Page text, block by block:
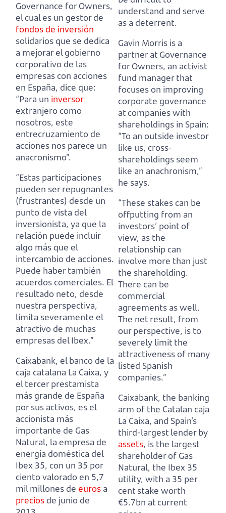
Governance for Owners,
el cual es un gestor de
fondos de inversión
solidarios que se dedica
a mejorar el gobierno
corporativo de las
empresas con acciones
en España, dice que:
“Para un inversor
extranjero como
nosotros, este
entrecruzamiento de
acciones nos parece un
anacronismo”.
“Estas participaciones
pueden ser repugnantes
(frustrantes) desde un
punto de vista del
inversionista, ya que la
relación puede incluir
algo más que el
intercambio de acciones.
Puede haber también
acuerdos comerciales. El
resultado neto, desde
nuestra perspectiva,
limita severamente el
atractivo de muchas
empresas del Ibex.”
Caixabank, el banco de la
caja catalana La Caixa, y
el tercer prestamista
más grande de España
por sus activos, es el
accionista más
importante de Gas
Natural, la empresa de
energía doméstica del
Ibex 35, con un 35 por
ciento valorado en 5,7
mil millones de euros a
precios de junio de
understand and serve
as a deterrent.
Gavin Morris is a
partner at Governance
for Owners, an activist
fund manager that
focuses on improving
corporate governance
at companies with
shareholdings in Spain:
“To an outside investor
like us, cross-
shareholdings seem
like an anachronism,”
he says.
“These stakes can be
offputting from an
investors’ point of
view, as the
relationship can
involve more than just
the shareholding.
There can be
commercial
agreements as well.
The net result, from
our perspective, is to
severely limit the
attractiveness of many
listed Spanish
companies.”
Caixabank, the banking
arm of the Catalan caja
La Caixa, and Spain’s
third-largest lender by
assets, is the largest
shareholder of Gas
Natural, the Ibex 35
utility, with a 35 per
cent stake worth
€5.7bn at current